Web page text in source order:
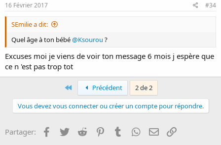
16 Février 2017 #34
SEmilie a dit:
Quel âge à ton bébé@Ksourou ?
Excuses moi je viens de voir ton message 6 mois j espère que
ce n 'est pas trop tot
First Précédent 2 de 2
Vous devez vous connecter ou créer un compte pour répondre.
Partager: Facebook
Twitter Reddit PinterestTumblr WhatsApp
E-mail